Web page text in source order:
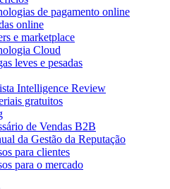
de pagamento online
online
e marketplace
Cloud
leves e pesadas
Intelligence Review
gratuitos
de Vendas B2B
da Gestão da Reputação
para clientes
para o mercado